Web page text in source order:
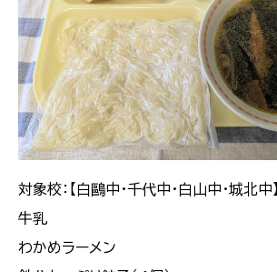
対象校：【白鷗中・千代中・白山中・城北中】
牛乳
わかめラーメン